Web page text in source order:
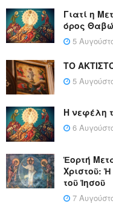
Γιατί η
όρος
5
ΤΟ
5
Η νεφέλη
6
Ἑορτή
Χριστοῦ:
τοῦ Ἰησοῦ
7